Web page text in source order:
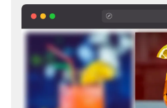
border-top-right-radius
border-top-style
border-top-width
border-width
bottom
box-decoration-break